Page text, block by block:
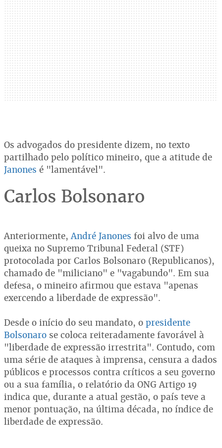
Os advogados do presidente dizem, no texto
partilhado pelo político mineiro, que a atitude de
Janones é "lamentável".
Carlos Bolsonaro
Anteriormente,André Janones foi alvo de uma
queixa no Supremo Tribunal Federal (STF)
protocolada por Carlos Bolsonaro (Republicanos),
chamado de "miliciano" e "vagabundo". Em sua
defesa, o mineiro afirmou que estava "apenas
exercendo a liberdade de expressão".
Desde o início do seu mandato, o presidente
Bolsonaro se coloca reiteradamente favorável à
"liberdade de expressão irrestrita". Contudo, com
uma série de ataques à imprensa, censura a dados
públicos e processos contra críticos a seu governo
ou a sua família, o relatório da ONG Artigo 19
indica que, durante a atual gestão, o país teve a
menor pontuação, na última década, no índice de
liberdade de expressão.